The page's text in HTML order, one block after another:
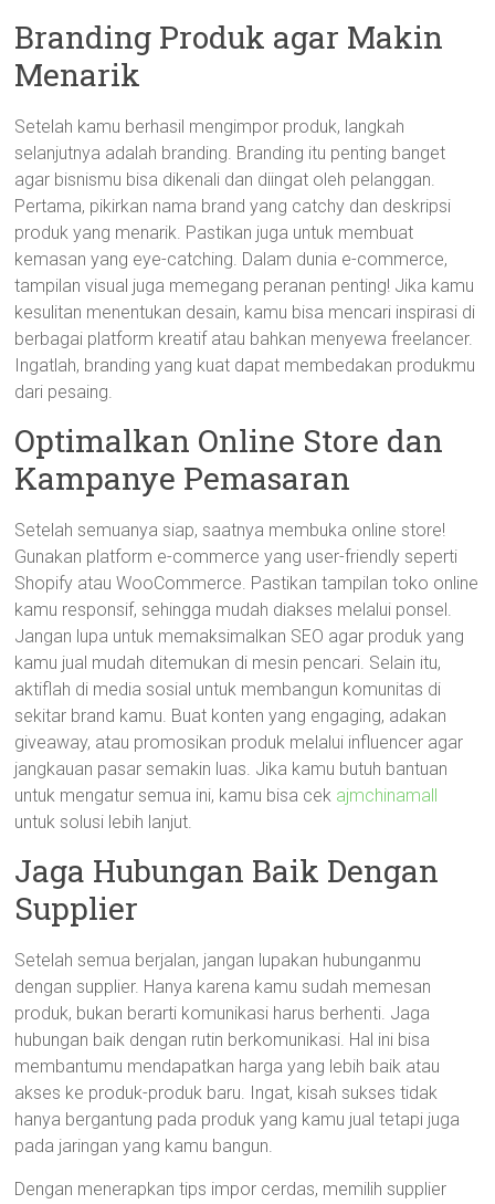
Branding Produk agar Makin
Menarik
Setelah kamu berhasil mengimpor produk, langkah
selanjutnya adalah branding. Branding itu penting banget
agar bisnismu bisa dikenali dan diingat oleh pelanggan.
Pertama, pikirkan nama brand yang catchy dan deskripsi
produk yang menarik. Pastikan juga untuk membuat
kemasan yang eye-catching. Dalam dunia e-commerce,
tampilan visual juga memegang peranan penting! Jika kamu
kesulitan menentukan desain, kamu bisa mencari inspirasi di
berbagai platform kreatif atau bahkan menyewa freelancer.
Ingatlah, branding yang kuat dapat membedakan produkmu
dari pesaing.
Optimalkan Online Store dan
Kampanye Pemasaran
Setelah semuanya siap, saatnya membuka online store!
Gunakan platform e-commerce yang user-friendly seperti
Shopify atau WooCommerce. Pastikan tampilan toko online
kamu responsif, sehingga mudah diakses melalui ponsel.
Jangan lupa untuk memaksimalkan SEO agar produk yang
kamu jual mudah ditemukan di mesin pencari. Selain itu,
aktiflah di media sosial untuk membangun komunitas di
sekitar brand kamu. Buat konten yang engaging, adakan
giveaway, atau promosikan produk melalui influencer agar
jangkauan pasar semakin luas. Jika kamu butuh bantuan
untuk mengatur semua ini, kamu bisa cek ajmchinamall
untuk solusi lebih lanjut.
Jaga Hubungan Baik Dengan
Supplier
Setelah semua berjalan, jangan lupakan hubunganmu
dengan supplier. Hanya karena kamu sudah memesan
produk, bukan berarti komunikasi harus berhenti. Jaga
hubungan baik dengan rutin berkomunikasi. Hal ini bisa
membantumu mendapatkan harga yang lebih baik atau
akses ke produk-produk baru. Ingat, kisah sukses tidak
hanya bergantung pada produk yang kamu jual tetapi juga
pada jaringan yang kamu bangun.
Dengan menerapkan tips impor cerdas, memilih supplier